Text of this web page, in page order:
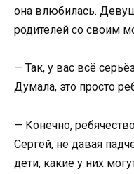
она влюбилась.
родителей со своим
— Так, у вас всё
Думала, это просто
— Конечно,
Сергей, не давая
дети, какие у них